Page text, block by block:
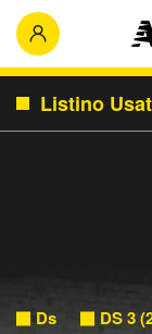
Listino
Ds DS 3